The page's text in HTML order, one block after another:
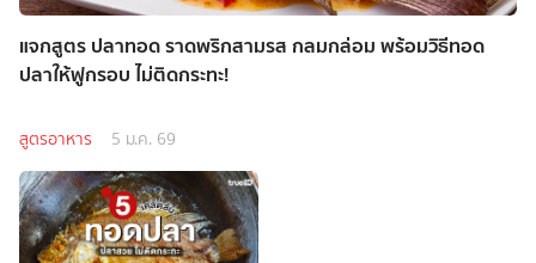
แจกสูตร ปลาทอด ราดพริกสามรส กลมกล่อม พร้อมวิธีทอด
ปลาให้ฟูกรอบ ไม่ติดกระทะ!
สูตรอาหาร 5 ม.ค. 69